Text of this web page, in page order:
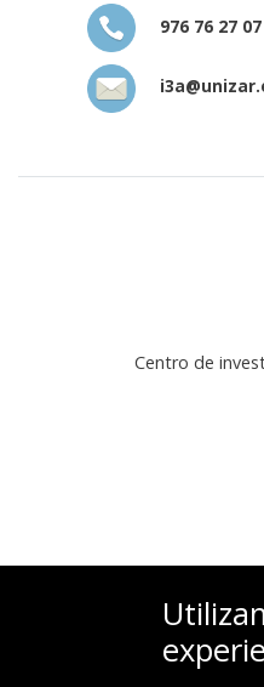
976 76 27 07
Centro de